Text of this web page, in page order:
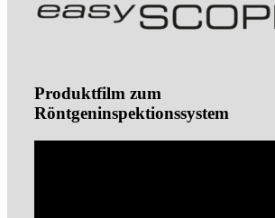
Produktfilm zum
Röntgeninspektionssystem